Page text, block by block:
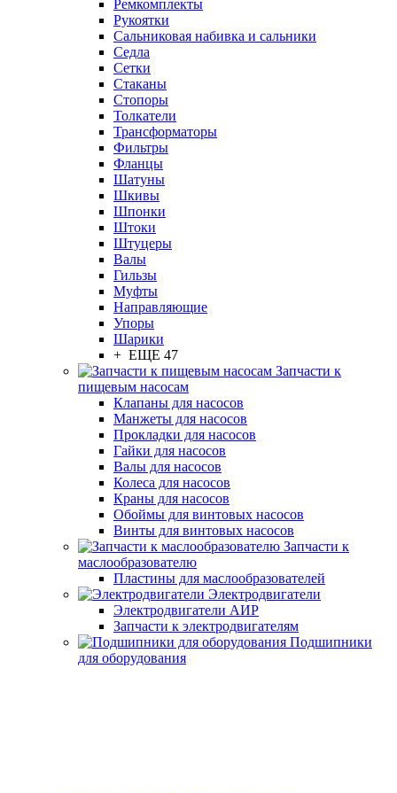
Ремкомплекты
Рукоятки
Сальниковая набивка и сальники
Седла
Сетки
Стаканы
Стопоры
Толкатели
Трансформаторы
Фильтры
Фланцы
Шатуны
Шкивы
Шпонки
Штоки
Штуцеры
Валы
Гильзы
Муфты
Направляющие
Упоры
Шарики
+ ЕЩЕ 47
Запчасти к
пищевым насосам
Клапаны для насосов
Манжеты для насосов
Прокладки для насосов
Гайки для насосов
Валы для насосов
Колеса для насосов
Краны для насосов
Обоймы для винтовых насосов
Винты для винтовых насосов
Запчасти к
маслообразователю
Пластины для маслообразователей
Электродвигатели
Электродвигатели АИР
Запчасти к электродвигателям
Подшипники
для оборудования